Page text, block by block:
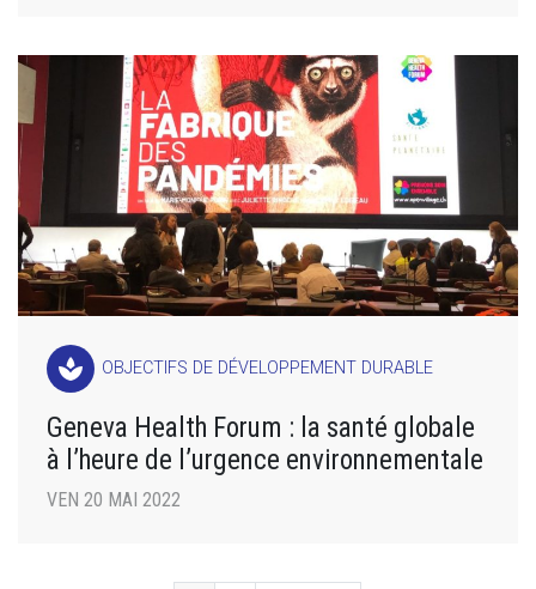
spa OBJECTIFS DE DÉVELOPPEMENT DURABLE
Geneva Health Forum : la santé globale
à l’heure de l’urgence environnementale
VEN 20 MAI 2022